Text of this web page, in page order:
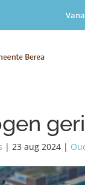
| 23 aug 2024 |